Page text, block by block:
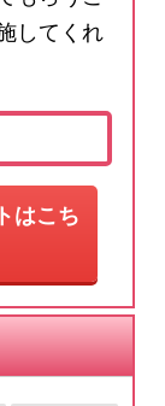
してくれ
はこち